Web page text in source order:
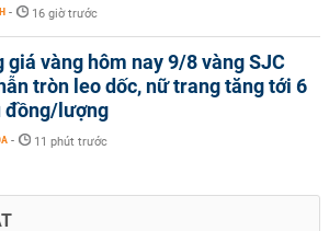
- 16 giờ trước
giá vàng hôm nay 9/8 vàng SJC
tròn leo dốc, nữ trang tăng tới 6
đồng/lượng
- 11 phút trước